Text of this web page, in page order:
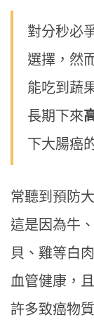
對分秒必
選擇，然
能吃到蔬
長期下來
下大腸癌
常聽到預防
這是因為牛
貝、雞等白
血管健康，
許多致癌物